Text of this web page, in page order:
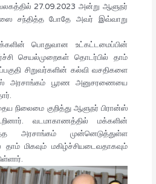
27.09.2023 அன்று ஆளுநர்
சந்தித்த போதே அவர் இவ்வாறு
பொதுவான உட்கட்டமைப்பின்
செயல்முறைகள் தொடர்பில் தாம்
சிறுவர்களின் கல்வி வசதிகளை
அரசாங்கம் பூரண அனுசரணையை
நிலைமை குறித்து ஆளுநர் பிரான்ஸ்
வடமாகாணத்தில் மக்களின்
அரசாங்கம் முன்னெடுத்துள்ள
மிகவும் மகிழ்ச்சியடைவதாகவும்